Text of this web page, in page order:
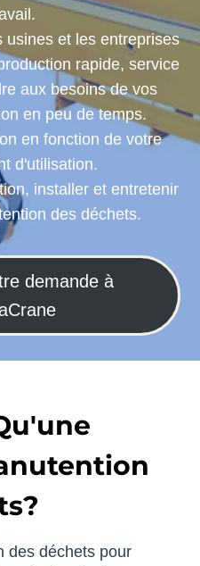
usines et les entreprises
rapide, service
aux besoins de vos
en peu de temps.
en fonction de votre
d'utilisation.
installer et entretenir
des déchets.
demande à
des déchets pour